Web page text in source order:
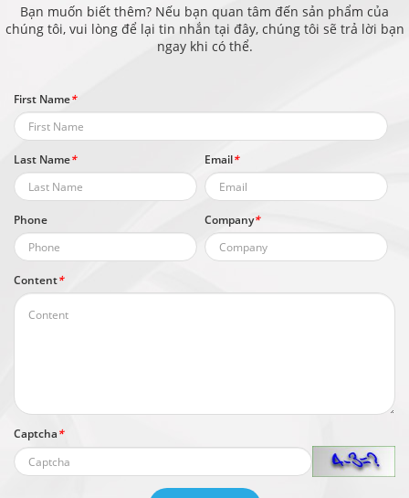
Bạn muốn biết thêm? Nếu bạn quan tâm đến sản phẩm của
chúng tôi, vui lòng để lại tin nhắn tại đây, chúng tôi sẽ trả lời bạn
ngay khi có thể.
First Name*
Last Name* Email*
Phone Company*
Content*
Captcha*